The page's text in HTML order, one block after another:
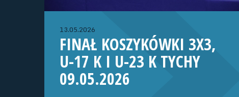
13.05.2026
FINAŁ KOSZYKÓWKI 3X3,
U-17 K I U-23 K TYCHY
09.05.2026